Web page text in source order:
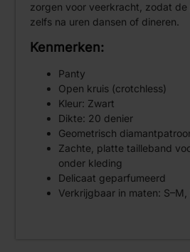
zorgen voor veerkracht, zodat
zelfs na uren dansen of dineren.
Kenmerken:
Panty
Open kruis (crotchless)
Kleur: Zwart
Dikte: 20 denier
Geometrisch
Zachte, platte tailleband
onder kleding
Delicaat geparfumeerd
Verkrijgbaar in maten: S–M,